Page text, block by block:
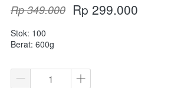
Rp 349.000 Rp 299.000
Stok: 100
Berat: 600g